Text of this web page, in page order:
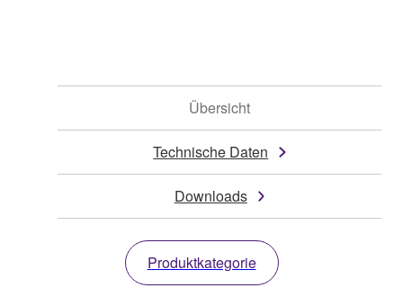
Übersicht
Technische Daten
Downloads
Produktkategorie